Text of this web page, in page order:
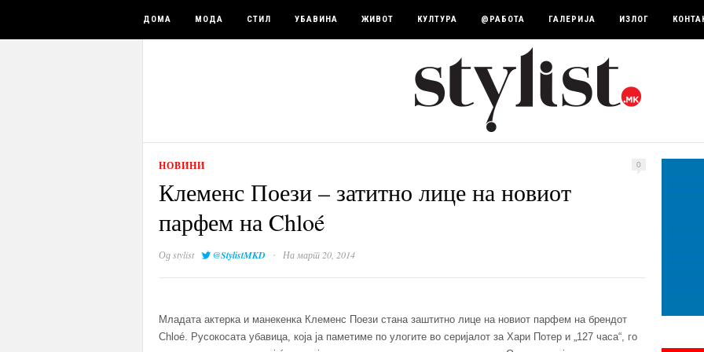
ДОМА МОДА СТИЛ УБАВИНА ЖИВОТ КУЛТУРА @РАБОТА ГАЛЕРИЈА ИЗЛОГ
НОВИНИ 0
Клеменс Поези – затитно лице на новиот
парфем на Chloé
Одstylist @StylistMKD · На март 20, 2014
Младата актерка и манекенка Клеменс Поези стана заштитно лице на новиот парфем на брендот
Chloé. Русокосата убавица, која ја паметиме по улогите во серијалот за Хари Потер и „127 часа“, го